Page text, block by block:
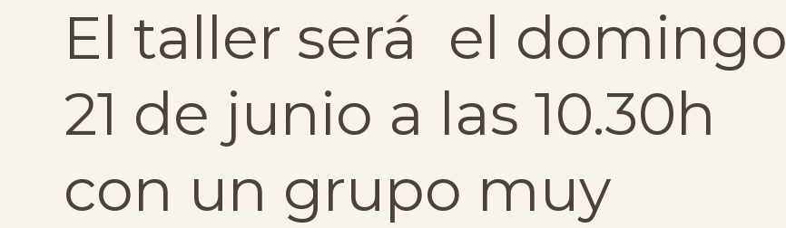
El taller será el domingo
21 de junio a las 10.30h
con un grupo muy